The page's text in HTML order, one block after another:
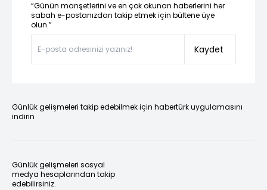
“Günün manşetlerini ve en çok okunan haberlerini her
sabah e-postanızdan takip etmek için bültene üye
olun.”
Kaydet
Günlük gelişmeleri takip edebilmek için habertürk uygulamasını
indirin
Günlük gelişmeleri sosyal
medya hesaplarından takip
edebilirsiniz.